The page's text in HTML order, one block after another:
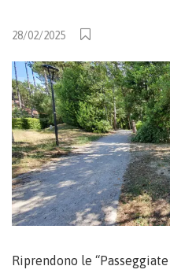
28/02/2025
Riprendono le